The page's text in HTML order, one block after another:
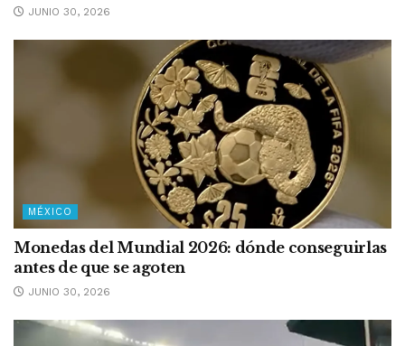
JUNIO 30, 2026
MÉXICO
Monedas del Mundial 2026: dónde conseguirlas
antes de que se agoten
JUNIO 30, 2026